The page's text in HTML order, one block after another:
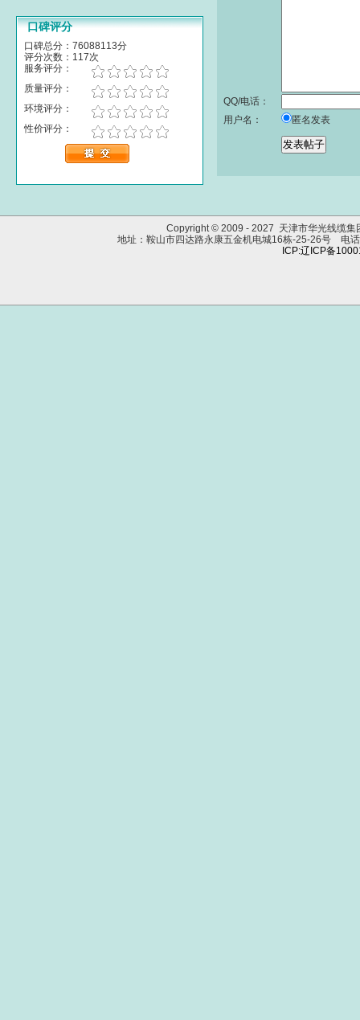
口碑评分
口碑总分：76088113分
评分次数：117次
服务评分：
质量评分：
环境评分：
性价评分：
QQ/电话：
用户名：
匿名发表
Copyright © 2009 - 2027 天津市华光线缆
地址：鞍山市四达路永康五金机电城16栋-25-26号
ICP:辽ICP备